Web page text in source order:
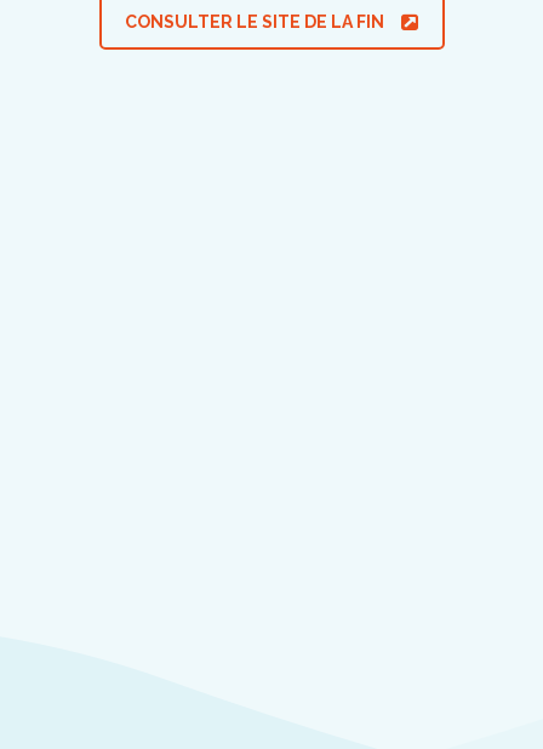
CONSULTER LE SITE DE LA FIN